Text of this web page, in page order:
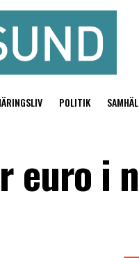
POLITIK
euro i